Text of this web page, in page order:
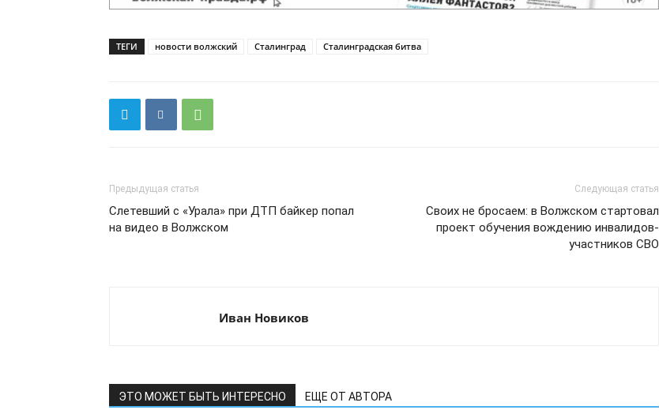
ТЕГИ новости волжский Сталинград Сталинградская битва
Предыдущая статья
Слетевший с «Урала» при ДТП байкер попал
на видео в Волжском
Следующая статья
Своих не бросаем: в Волжском стартовал
проект обучения вождению инвалидов-
участников СВО
Иван Новиков
ЭТО МОЖЕТ БЫТЬ ИНТЕРЕСНО ЕЩЕ ОТ АВТОРА